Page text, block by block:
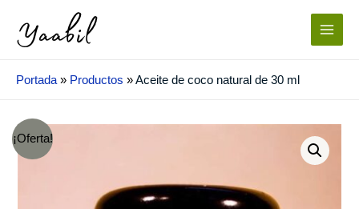
contenido
Main
Portada » Productos »Aceite de coco natural de 30 ml
¡Oferta!